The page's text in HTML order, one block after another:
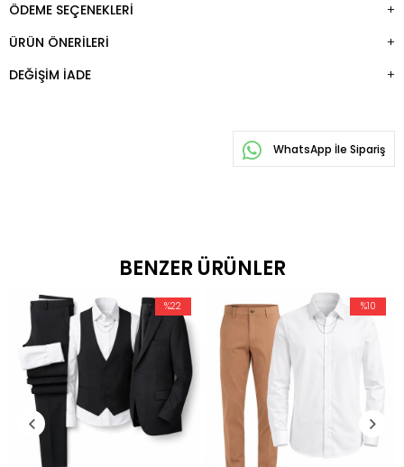
ÖDEME SEÇENEKLERI
ÜRÜN ÖNERILERI
DEĞIŞIM İADE
WhatsApp İle Sipariş
BENZER ÜRÜNLER
%22 %10